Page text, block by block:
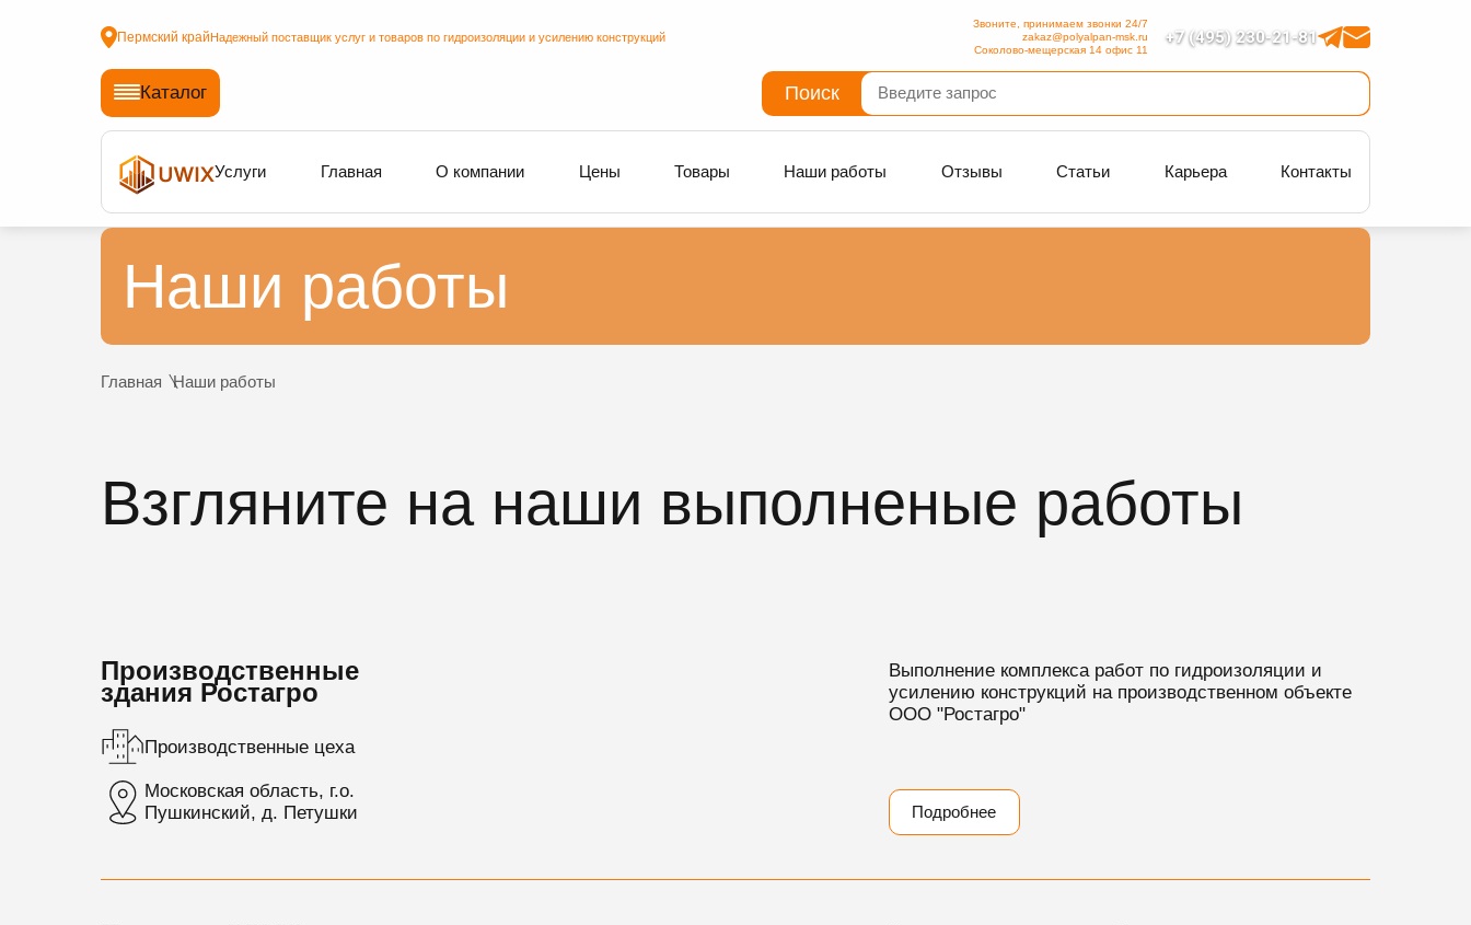
Пермский крайНадежный поставщик услуг и товаров по гидроизоляции и усилению конструкций +7 (495) 230-21-81
Звоните, принимаем звонки 24/7
zakaz@polyalpan-msk.ru
Соколово-мещерская 14 офис 11
Каталог Поиск
Услуги Главная О компании Цены Товары Наши работы Отзывы Статьи Карьера Контакты
Наши работы
Главная Наши работы
Взгляните на наши выполненые работы
Производственные
здания Ростагро
Производственные цеха
Московская область, г.о.
Пушкинский, д. Петушки
Выполнение комплекса работ по гидроизоляции и
усилению конструкций на производственном объекте
ООО "Ростагро"
Подробнее